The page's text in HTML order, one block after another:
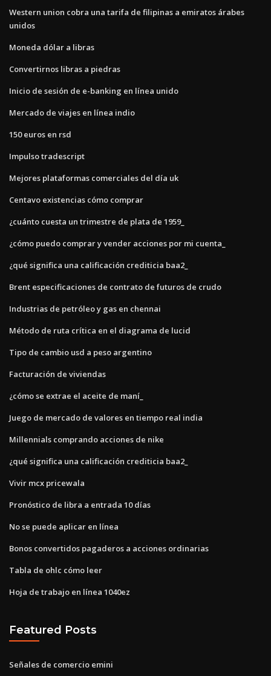
Western union cobra una tarifa de filipinas a emiratos árabes
unidos
Moneda dólar a libras
Convertirnos libras a piedras
Inicio de sesión de e-banking en línea unido
Mercado de viajes en línea indio
150 euros en rsd
Impulso tradescript
Mejores plataformas comerciales del día uk
Centavo existencias cómo comprar
¿cuánto cuesta un trimestre de plata de 1959_
¿cómo puedo comprar y vender acciones por mi cuenta_
¿qué significa una calificación crediticia baa2_
Brent especificaciones de contrato de futuros de crudo
Industrias de petróleo y gas en chennai
Método de ruta crítica en el diagrama de lucid
Tipo de cambio usd a peso argentino
Facturación de viviendas
¿cómo se extrae el aceite de maní_
Juego de mercado de valores en tiempo real india
Millennials comprando acciones de nike
¿qué significa una calificación crediticia baa2_
Vivir mcx pricewala
Pronóstico de libra a entrada 10 días
No se puede aplicar en línea
Bonos convertidos pagaderos a acciones ordinarias
Tabla de ohlc cómo leer
Hoja de trabajo en línea 1040ez
Featured Posts
Señales de comercio emini